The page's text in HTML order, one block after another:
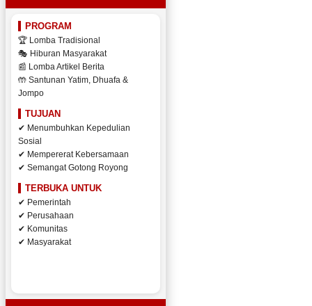
PROGRAM
🏆 Lomba Tradisional
🎭 Hiburan Masyarakat
📰 Lomba Artikel Berita
🤲 Santunan Yatim, Dhuafa &
Jompo
TUJUAN
✔ Menumbuhkan Kepedulian
Sosial
✔ Mempererat Kebersamaan
✔ Semangat Gotong Royong
TERBUKA UNTUK
✔ Pemerintah
✔ Perusahaan
✔ Komunitas
✔ Masyarakat